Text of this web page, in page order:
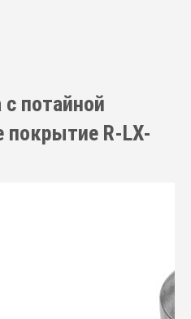
потайной
покрытие R-LX-